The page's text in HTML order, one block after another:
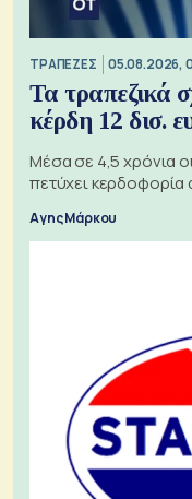
ΤΡΑΠΕΖΕΣ 05.08.2026,
Τα τραπεζικά
κέρδη 12 δισ.
Μέσα σε 4,5 χρόνια
πετύχει κερδοφορία
Αγης Μάρκου